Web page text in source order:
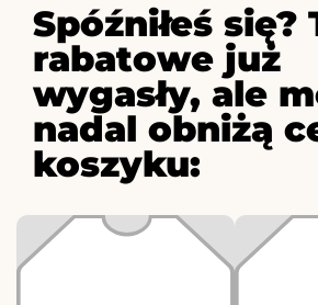
Spóźniłeś się?
rabatowe już
wygasły, ale
nadal obniżą
koszyku: